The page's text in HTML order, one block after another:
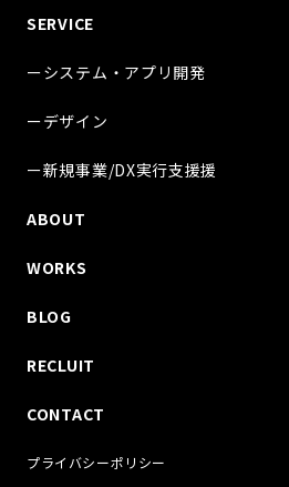
SERVICE
ーシステム・アプリ開発
ーデザイン
ー新規事業/DX実行支援援
ABOUT
WORKS
BLOG
RECLUIT
CONTACT
プライバシーポリシー